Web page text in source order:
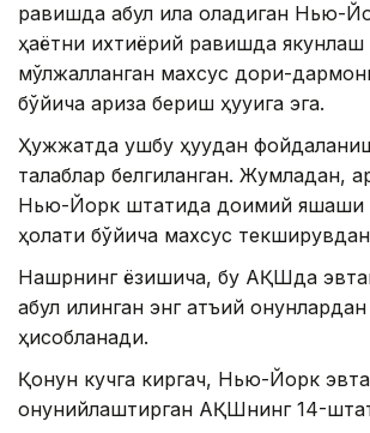
равишда қабул қила оладиган Нью-
ҳаётни ихтиёрий равишда якунлаш
мўлжалланган махсус дори-
бўйича ариза бериш ҳуқуқига эга.
Ҳужжатда ушбу ҳуқуқдан
талаблар белгиланган. Жумладан,
Нью-Йорк штатида доимий яшаши
ҳолати бўйича махсус
Нашрнинг ёзишича, бу АҚШда
қабул қилинган энг қатъий
ҳисобланади.
Қонун кучга киргач, Нью-Йорк
қонунийлаштирган АҚШнинг 14-